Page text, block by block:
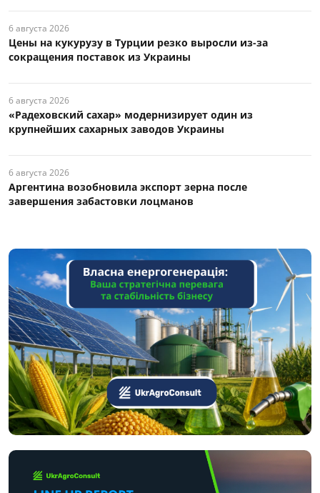
6 августа 2026
Цены на кукурузу в Турции резко выросли из-за
сокращения поставок из Украины
6 августа 2026
«Радеховский сахар» модернизирует один из
крупнейших сахарных заводов Украины
6 августа 2026
Аргентина возобновила экспорт зерна после
завершения забастовки лоцманов